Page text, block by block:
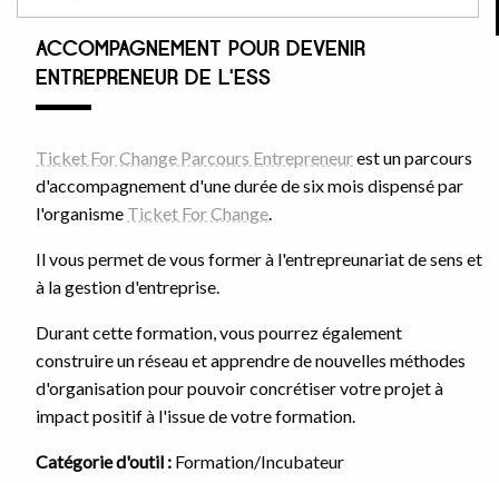
ACCOMPAGNEMENT POUR DEVENIR
ENTREPRENEUR DE L'ESS
Ticket For Change Parcours Entrepreneurest un parcours
d'accompagnement d'une durée de six mois dispensé par
l'organisme Ticket For Change
Il vous permet de vous former à l'entrepreunariat de sens et
à la gestion d'entreprise.
Durant cette formation, vous pourrez également
construire un réseau et apprendre de nouvelles méthodes
d'organisation pour pouvoir concrétiser votre projet à
impact positif à l'issue de votre formation.
Catégorie d'outil : Formation/Incubateur